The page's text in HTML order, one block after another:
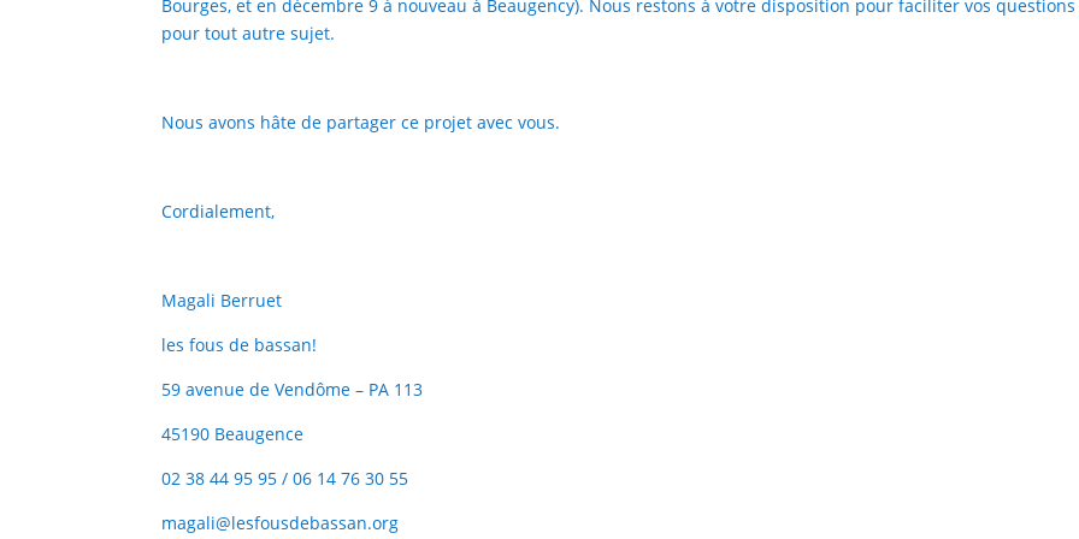
Bourges, et en décembre 9 à nouveau à Beaugency). Nous restons à votre disposition pour faciliter vos
pour tout autre sujet.
Nous avons hâte de partager ce projet avec vous.
Cordialement,
Magali Berruet
les fous de bassan!
59 avenue de Vendôme – PA 113
45190 Beaugence
02 38 44 95 95 / 06 14 76 30 55
magali@lesfousdebassan.org